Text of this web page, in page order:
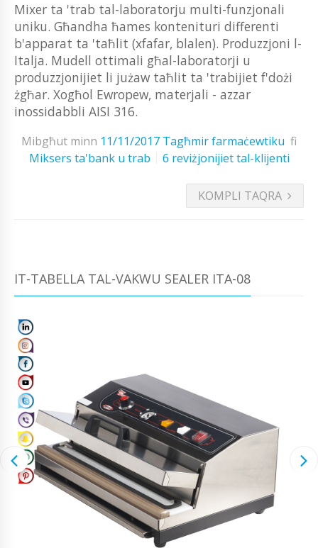
Mixer ta 'trab tal-laboratorju multi-funzjonali
uniku. Għandha ħames kontenituri differenti
b'apparat ta 'taħlit (xfafar, blalen). Produzzjoni l-
Italja. Mudell ottimali għal-laboratorji u
produzzjonijiet li jużaw taħlit ta 'trabijiet f'dożi
żgħar. Xogħol Ewropew, materjali - azzar
inossidabbli AISI 316.
Mibgħut minn 11/11/2017 Tagħmir farmaċewtiku fi
Miksers ta'bank u trab
6 reviżjonijiet tal-klijenti
KOMPLI TAQRA
IT-TABELLA TAL-VAKWU SEALER ITA-08